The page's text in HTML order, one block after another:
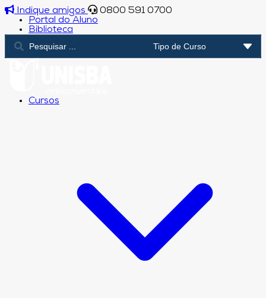
Indique amigos
0800 591 0700
Portal do Aluno
Biblioteca
Cursos